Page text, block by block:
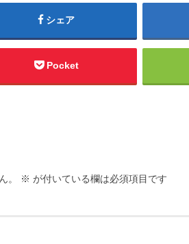
シェア
Pocket
。 ※ が付いている欄は必須項目です